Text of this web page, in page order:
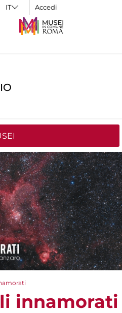
Accedi
innamorati